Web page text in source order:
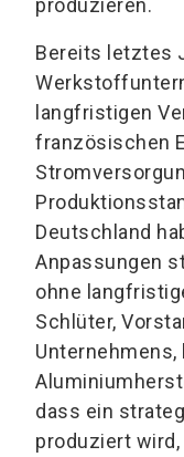
produzieren.
Bereits letztes
langfristigen
französischen
Deutschland
Anpassungen
ohne
Schlüter,
Unternehmens,
dass ein
produziert